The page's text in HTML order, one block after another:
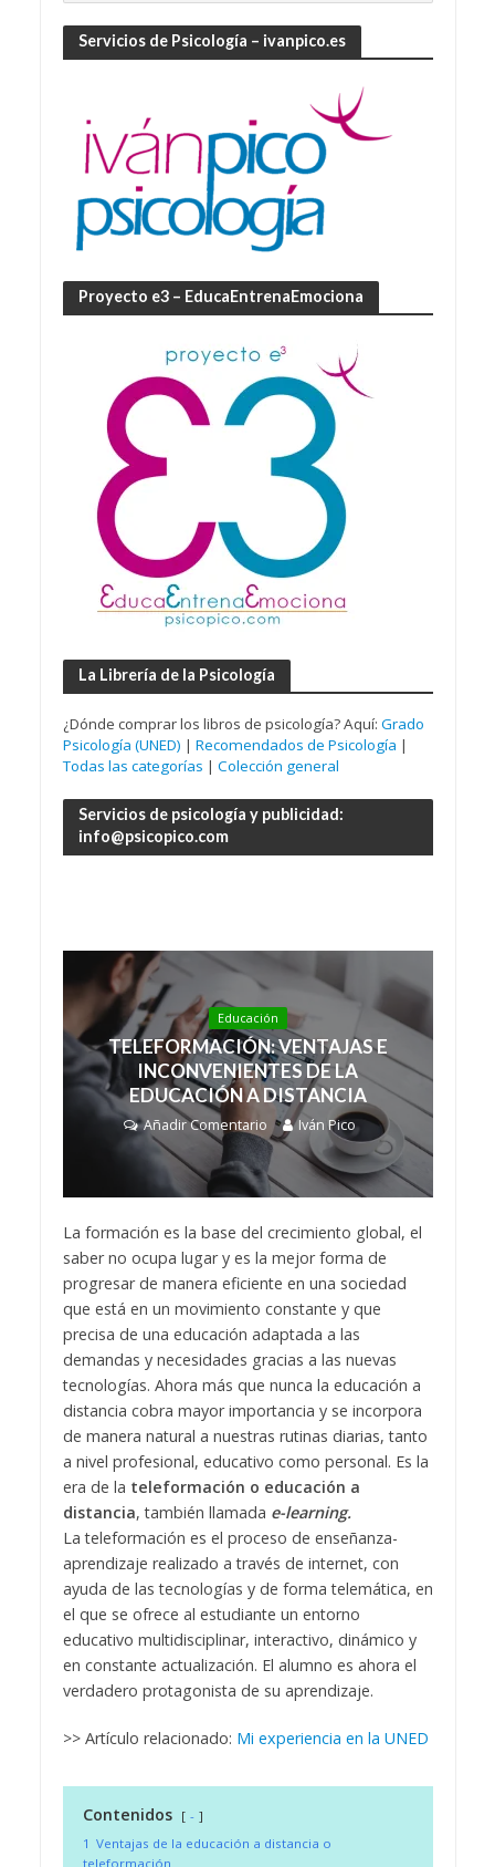
Servicios de Psicología – ivanpico.es
Proyecto e3 – EducaEntrenaEmociona
La Librería de la Psicología
¿Dónde comprar los libros de psicología? Aquí: Grado
Psicología (UNED) | Recomendados de Psicología |
Todas las categorías | Colección general
Servicios de psicología y publicidad:
info@psicopico.com
Educación
TELEFORMACIÓN: VENTAJAS E
INCONVENIENTES DE LA
EDUCACIÓN A DISTANCIA
Añadir Comentario Iván Pico
La formación es la base del crecimiento global, el
saber no ocupa lugar y es la mejor forma de
progresar de manera eficiente en una sociedad
que está en un movimiento constante y que
precisa de una educación adaptada a las
demandas y necesidades gracias a las nuevas
tecnologías. Ahora más que nunca la educación a
distancia cobra mayor importancia y se incorpora
de manera natural a nuestras rutinas diarias, tanto
a nivel profesional, educativo como personal. Es la
era de la teleformación o educación a
distancia, también llamada e-learning.
La teleformación es el proceso de enseñanza-
aprendizaje realizado a través de internet, con
ayuda de las tecnologías y de forma telemática, en
el que se ofrece al estudiante un entorno
educativo multidisciplinar, interactivo, dinámico y
en constante actualización. El alumno es ahora el
verdadero protagonista de su aprendizaje.
>> Artículo relacionado: Mi experiencia en la UNED
Contenidos
-
1 Ventajas de la educación a distancia o
teleformación